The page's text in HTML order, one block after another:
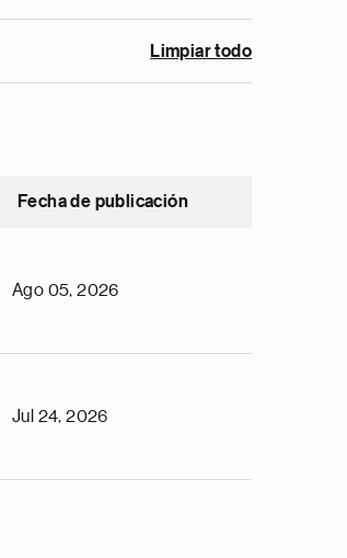
Limpiar todo
Fecha de publicación
Ago 05, 2026
Jul 24, 2026